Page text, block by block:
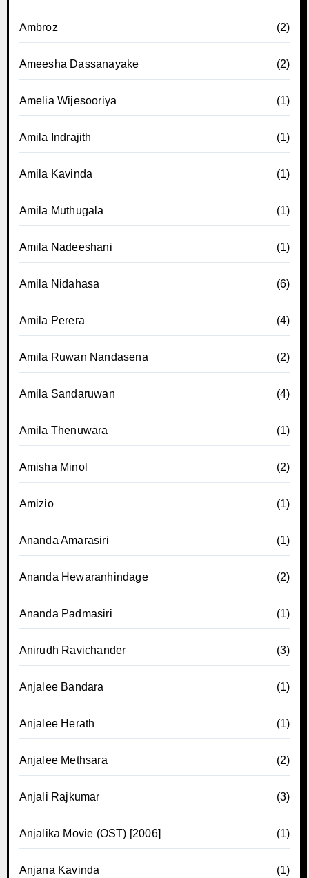
Ambroz (2)
Ameesha Dassanayake (2)
Amelia Wijesooriya (1)
Amila Indrajith (1)
Amila Kavinda (1)
Amila Muthugala (1)
Amila Nadeeshani (1)
Amila Nidahasa (6)
Amila Perera (4)
Amila Ruwan Nandasena (2)
Amila Sandaruwan (4)
Amila Thenuwara (1)
Amisha Minol (2)
Amizio (1)
Ananda Amarasiri (1)
Ananda Hewaranhindage (2)
Ananda Padmasiri (1)
Anirudh Ravichander (3)
Anjalee Bandara (1)
Anjalee Herath (1)
Anjalee Methsara (2)
Anjali Rajkumar (3)
Anjalika Movie (OST) [2006] (1)
Anjana Kavinda (1)